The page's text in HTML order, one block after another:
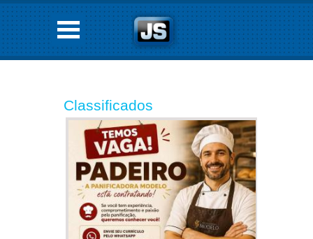
Classificados